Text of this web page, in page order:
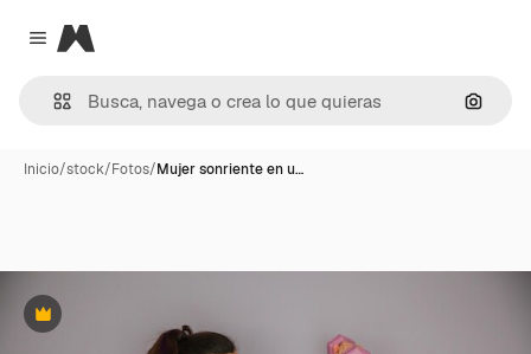
Close menu
Magnific
Inicio/stock/Fotos/Mujer sonriente en u…
Premium